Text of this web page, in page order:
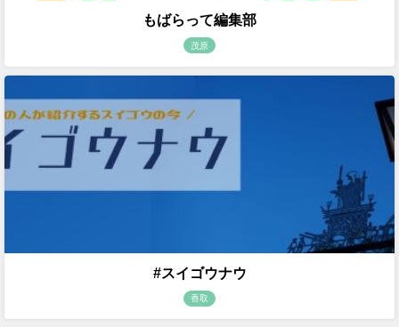
もばらって編集部
茂原
#スイゴウナウ
香取